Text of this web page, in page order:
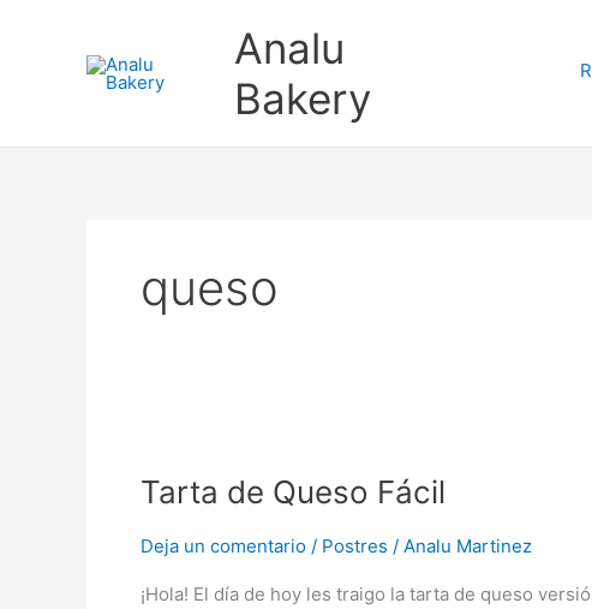
Analu
Bakery
queso
Tarta de Queso Fácil
Deja un comentario / Postres / Analu Martinez
¡Hola! El día de hoy les traigo la tarta de queso
Queso